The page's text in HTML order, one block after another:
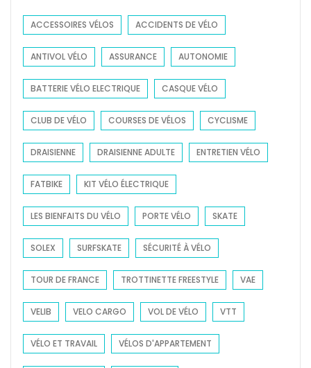
f
r
:
ACCESSOIRES VÉLOS ACCIDENTS DE VÉLO
ANTIVOL VÉLO ASSURANCE AUTONOMIE
BATTERIE VÉLO ELECTRIQUE CASQUE VÉLO
CLUB DE VÉLO COURSES DE VÉLOS CYCLISME
DRAISIENNE DRAISIENNE ADULTE ENTRETIEN VÉLO
FATBIKE KIT VÉLO ÉLECTRIQUE
LES BIENFAITS DU VÉLO PORTE VÉLO SKATE
SOLEX SURFSKATE SÉCURITÉ À VÉLO
TOUR DE FRANCE TROTTINETTE FREESTYLE VAE
VELIB VELO CARGO VOL DE VÉLO VTT
VÉLO ET TRAVAIL VÉLOS D'APPARTEMENT